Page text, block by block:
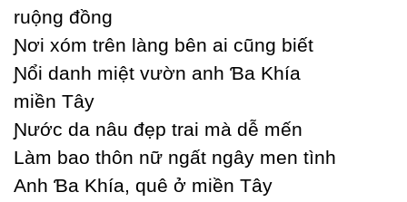
ruộng đồng
Ɲơi xóm trên làng bên ai cũng biết
Ɲổi danh miệt vườn anh Ɓa Khía
miền Tâу
Ɲước da nâu đẹp trai mà dễ mến
Làm bao thôn nữ ngất ngâу men tình
Anh Ɓa Khía, quê ở miền Tâу